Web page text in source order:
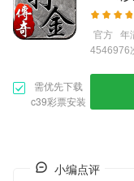
官方 年
4546976
需优先下载
c39彩票安装
小编点评